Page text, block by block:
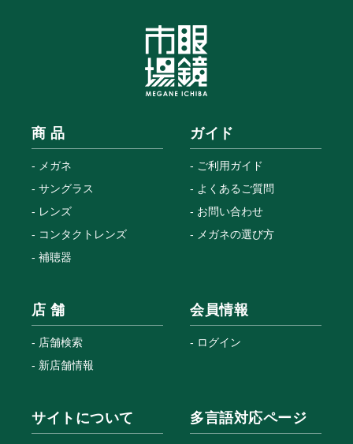
商 品
メガネ
サングラス
レンズ
コンタクトレンズ
補聴器
ガイド
ご利用ガイド
よくあるご質問
お問い合わせ
メガネの選び方
店 舗
店舗検索
新店舗情報
会員情報
ログイン
サイトについて 多言語対応ページ